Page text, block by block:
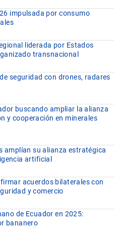
impulsada por consumo
liderada por Estados
transnacional
seguridad con drones, radares
buscando ampliar la alianza
y cooperación en minerales
amplían su alianza estratégica
artificial
acuerdos bilaterales con
y comercio
de Ecuador en 2025:
bananero